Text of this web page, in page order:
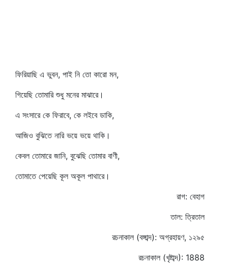
ফিরিয়াছি এ ভুবন, পাই নি তো কারো মন,
গিয়েছি তোমারি শুধু মনের মাঝারে।
এ সংসারে কে ফিরাবে, কে লইবে ডাকি,
আজিও বুঝিতে নারি ভয়ে ভয়ে থাকি।
কেবল তোমারে জানি, বুঝেছি তোমার বাণী,
তোমাতে পেয়েছি কূল অকূল পাথারে।
রাগ: বেহাগ
তাল: ত্রিতাল
রচনাকাল (বঙ্গাব্দ): অগ্রহায়ণ, ১২৯৫
রচনাকাল (খৃষ্টাব্দ): 1888